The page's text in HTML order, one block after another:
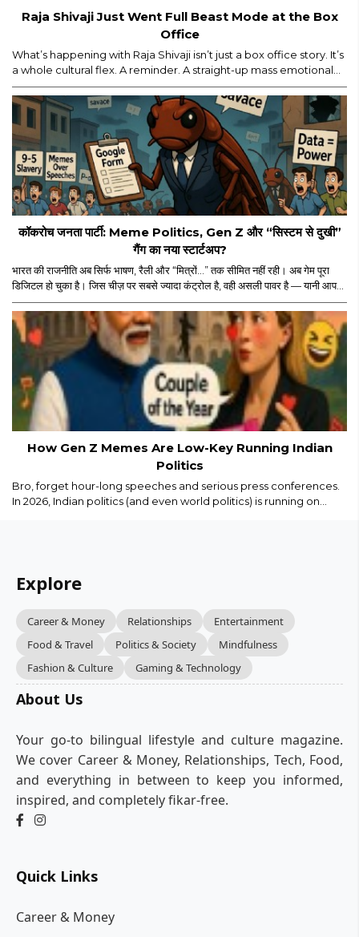
Raja Shivaji Just Went Full Beast Mode at the Box
Office
What’s happening with Raja Shivaji isn’t just a box office story. It’s
a whole cultural flex. A reminder. A straight-up mass emotional
moment. Yes, major props for mounting a film of this scale. But
let’s be real — the film’s historic ₹114 crore global run isn’t ONLY
about the actor, the visuals, or the marketing...
कॉकरोच जनता पार्टी: Meme Politics, Gen Z और “सिस्टम से दुखी”
गैंग का नया स्टार्टअप?
भारत की राजनीति अब सिर्फ भाषण, रैली और “मित्रों…” तक सीमित नहीं रही। अब गेम पूरा
डिजिटल हो चुका है। जिस चीज़ पर सबसे ज्यादा कंट्रोल है, वही असली पावर है — यानी आपका
स्क्रीन टाइम। और इसी स्क्रीन टाइम के जंगल में अचानक एंट्री हुई “कॉकरोच जनता पार्टी”
की। नाम सुनकर पहले लगा कोई नया meme page होगा जो Monday motivation
और “salary credited” वाले memes डालता होगा। लेकिन धीरे-धीरे मामला थोड़ा
ज्यादा serious और थोड़ा ज्यादा scripted लगने लगा।..
How Gen Z Memes Are Low-Key Running Indian
Politics
Bro, forget hour-long speeches and serious press conferences.
In 2026, Indian politics (and even world politics) is running on
Explore
Career & Money Relationships
Entertainment
Food & Travel
Politics & Society
Mindfulness
Fashion & Culture
Gaming & Technology
About Us
Your go-to bilingual lifestyle and culture magazine.
We cover Career & Money, Relationships, Tech, Food,
and everything in between to keep you informed,
inspired, and completely fikar-free.
Quick Links
Career & Money